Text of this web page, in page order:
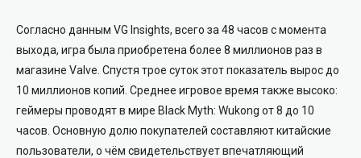
Согласно данным VG Insights, всего за 48 часов с момента
выхода, игра была приобретена более 8 миллионов раз в
магазине Valve. Спустя трое суток этот показатель вырос до
10 миллионов копий. Среднее игровое время также высоко:
геймеры проводят в мире Black Myth: Wukong от 8 до 10
часов. Основную долю покупателей составляют китайские
пользователи, о чём свидетельствует впечатляющий